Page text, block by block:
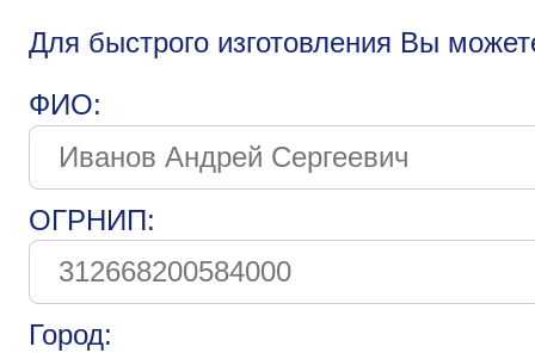
Для быстрого изготовления Вы
ФИО:
ОГРНИП:
Город: